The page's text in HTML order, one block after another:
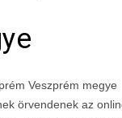
Veszprém megye
örvendenek az